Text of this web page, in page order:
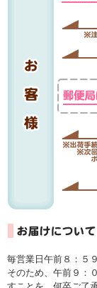
毎営業日午前８：５
そのため、午前９：